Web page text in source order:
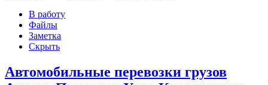
В работу
Файлы
Заметка
Скрыть
Автомобильные перевозки грузов